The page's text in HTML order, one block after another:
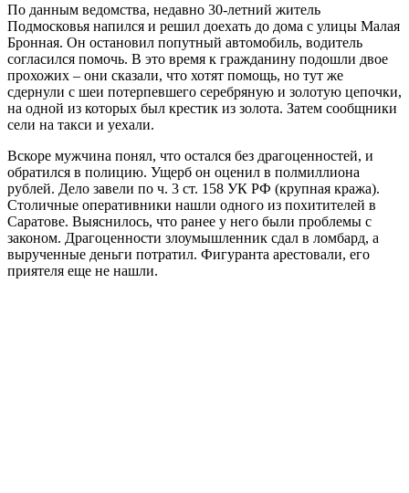
По данным ведомства, недавно 30-летний житель
Подмосковья напился и решил доехать до дома с улицы Малая
Бронная. Он остановил попутный автомобиль, водитель
согласился помочь. В это время к гражданину подошли двое
прохожих – они сказали, что хотят помощь, но тут же
сдернули с шеи потерпевшего серебряную и золотую цепочки,
на одной из которых был крестик из золота. Затем сообщники
сели на такси и уехали.
Вскоре мужчина понял, что остался без драгоценностей, и
обратился в полицию. Ущерб он оценил в полмиллиона
рублей. Дело завели по ч. 3 ст. 158 УК РФ (крупная кража).
Столичные оперативники нашли одного из похитителей в
Саратове. Выяснилось, что ранее у него были проблемы с
законом. Драгоценности злоумышленник сдал в ломбард, а
вырученные деньги потратил. Фигуранта арестовали, его
приятеля еще не нашли.